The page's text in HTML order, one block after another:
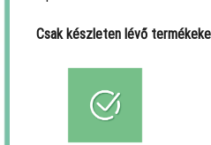
Csak készleten lévő